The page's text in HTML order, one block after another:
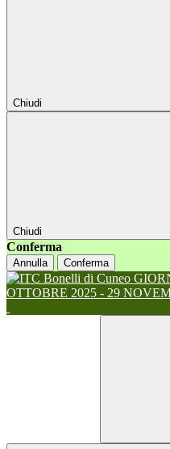
Chiudi
Chiudi
Conferma
Annulla Conferma
OTTOBRE 2025 - 29